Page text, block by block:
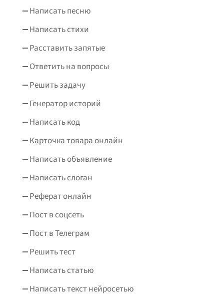
Написать песню
Написать стихи
Расставить запятые
Ответить на вопросы
Решить задачу
Генератор историй
Написать код
Карточка товара онлайн
Написать объявление
Написать слоган
Реферат онлайн
Пост в соцсеть
Пост в Телеграм
Решить тест
Написать статью
Написать текст нейросетью